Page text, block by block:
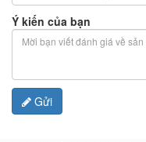
Ý kiến của bạn
Gửi